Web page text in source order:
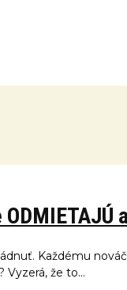
Každému
že to...